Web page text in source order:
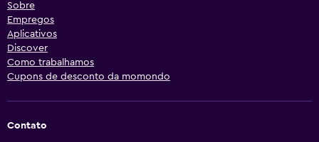
Sobre
Empregos
Aplicativos
Discover
Como trabalhamos
Cupons de desconto da momondo
Contato